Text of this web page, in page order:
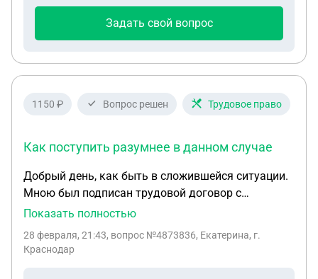
Задать свой вопрос
1150 ₽ Вопрос решен Трудовое право
Как поступить разумнее в данном случае
Добрый день, как быть в сложившейся ситуации.
Мною был подписан трудовой договор с
работодателем в двух экземплярах в офисе
Ездила подписывала его там. Поверив отделу
Показать полностью
28 февраля, 21:43, вопрос №4873836, Екатерина, г.
Краснодар